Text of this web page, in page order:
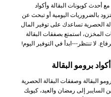
أحدث كوبونات البقالة وأكواد
بالضروريات اليومية أو تبحث عن
الحصرية تساعدك على توفير المال
المخزن، استمتع بصفقات البقالة
لا تنتظر---ابدأ في التوفير اليوم!
برومو البقالة
البقالة وصفقات البقالة الحصرية
السايبر إلى رمضان والعيد، كيوبك